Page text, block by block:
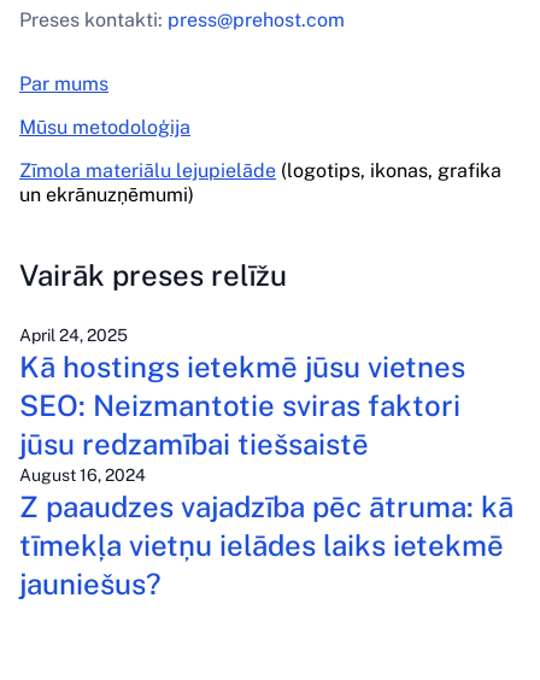
Preses kontakti: press@prehost.com
Par mums
Mūsu metodoloģija
Zīmola materiālu lejupielāde (logotips, ikonas, grafika
un ekrānuzņēmumi)
Vairāk preses relīžu
April 24, 2025
Kā hostings ietekmē jūsu vietnes
SEO: Neizmantotie sviras faktori
jūsu redzamībai tiešsaistē
August 16, 2024
Z paaudzes vajadzība pēc ātruma: kā
tīmekļa vietņu ielādes laiks ietekmē
jauniešus?